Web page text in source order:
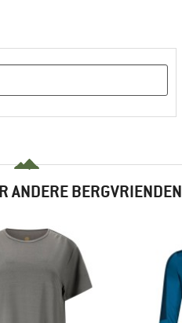
ANDERE BERGVRIENDEN